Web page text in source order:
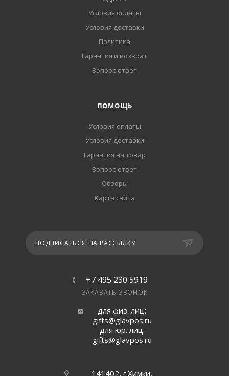
Условия оплаты
Условия доставки
Политика
Гарантия и возврат
Вопрос-ответ
ПОМОЩЬ
Условия оплаты
Условия доставки
Гарантия на товар
Вопрос-ответ
Обзоры
Карта сайта
ПОДПИСАТЬСЯ НА РАССЫЛКУ
+7 495 230 5919
ЗАКАЗАТЬ ЗВОНОК
для физ. лиц:
gifts@glavpos.ru
для юр. лиц:
gifts@glavpos.ru
141402, г.Химки,